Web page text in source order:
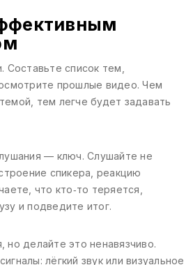
Составьте список тем,
прошлые видео. Чем
тем легче будет задавать
— ключ. Слушайте не
спикера, реакцию
что кто‑то теряется,
и подведите итог.
но делайте это ненавязчиво.
лёгкий звук или визуальное